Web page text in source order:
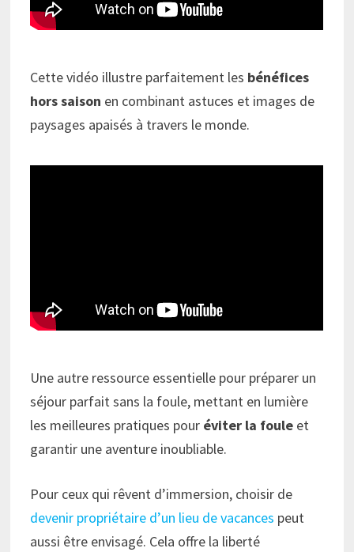
Cette vidéo illustre parfaitement les bénéfices
hors saison en combinant astuces et images de
paysages apaisés à travers le monde.
Une autre ressource essentielle pour préparer un
séjour parfait sans la foule, mettant en lumière
les meilleures pratiques pour éviter la foule et
garantir une aventure inoubliable.
Pour ceux qui rêvent d’immersion, choisir de
devenir propriétaire d’un lieu de vacances peut
aussi être envisagé. Cela offre la liberté